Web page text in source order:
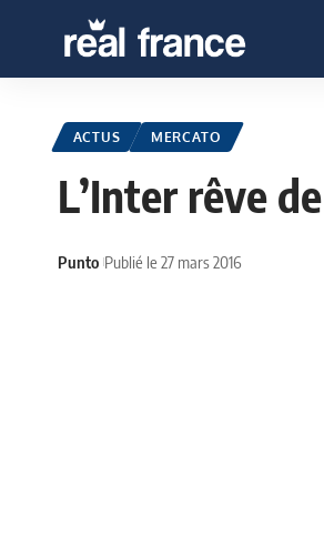
ACTUS MERCATO
L’Inter rêve
Punto Publié le 27 mars 2016